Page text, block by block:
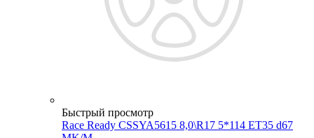
Быстрый просмотр
Race Ready CSSYA5615 8,0\R17 5*114 ET35 d67